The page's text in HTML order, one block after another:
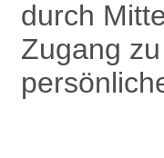
durch
Zugang zu